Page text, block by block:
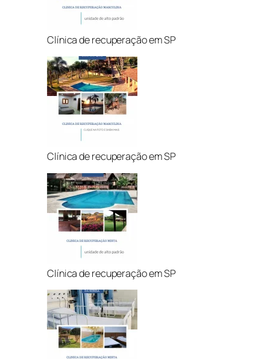
Clínica de recuperação em SP
Clínica de recuperação em SP
Clínica de recuperação em SP